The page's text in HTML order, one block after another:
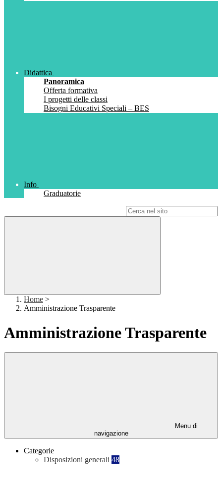
Didattica
Panoramica
Offerta formativa
I progetti delle classi
Bisogni Educativi Speciali – BES
Info
Graduatorie
Home >
Amministrazione Trasparente
Amministrazione Trasparente
Menu di
navigazione
Categorie
Disposizioni generali 48